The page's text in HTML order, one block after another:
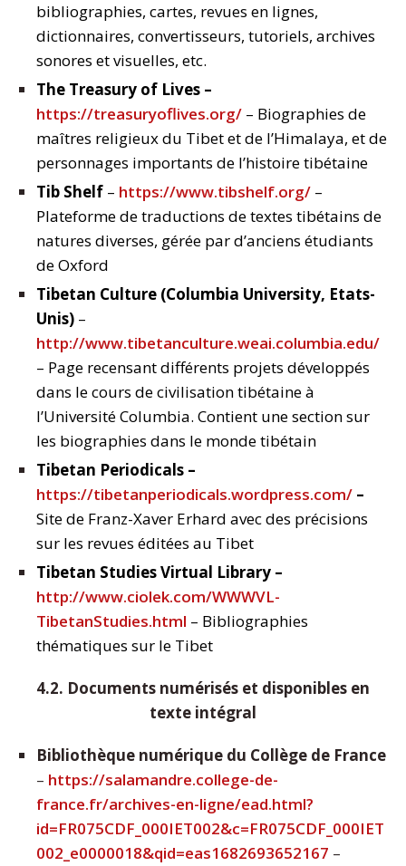
bibliographies, cartes, revues en lignes,
dictionnaires, convertisseurs, tutoriels, archives
sonores et visuelles, etc.
The Treasury of Lives –
https://treasuryoflives.org/ – Biographies de
maîtres religieux du Tibet et de l’Himalaya, et de
personnages importants de l’histoire tibétaine
Tib Shelf – https://www.tibshelf.org/ –
Plateforme de traductions de textes tibétains de
natures diverses, gérée par d’anciens étudiants
de Oxford
Tibetan Culture (Columbia University, Etats-
Unis) –
http://www.tibetanculture.weai.columbia.edu/
– Page recensant différents projets développés
dans le cours de civilisation tibétaine à
l’Université Columbia. Contient une section sur
les biographies dans le monde tibétain
Tibetan Periodicals –
https://tibetanperiodicals.wordpress.com/ –
Site de Franz-Xaver Erhard avec des précisions
sur les revues éditées au Tibet
Tibetan Studies Virtual Library –
http://www.ciolek.com/WWWVL-
TibetanStudies.html – Bibliographies
thématiques sur le Tibet
4.2. Documents numérisés et disponibles en
texte intégral
Bibliothèque numérique du Collège de France
– https://salamandre.college-de-
france.fr/archives-en-ligne/ead.html?
id=FR075CDF_000IET002&c=FR075CDF_000IET
002_e0000018&qid=eas1682693652167 –